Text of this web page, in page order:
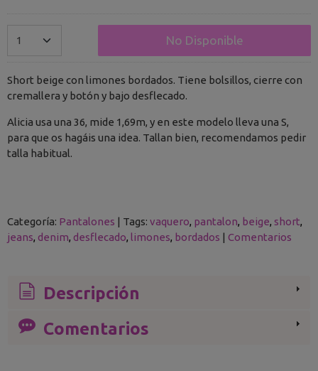
No Disponible
Short beige con limones bordados. Tiene bolsillos, cierre con
cremallera y botón y bajo desflecado.
Alicia usa una 36, mide 1,69m, y en este modelo lleva una S,
para que os hagáis una idea. Tallan bien, recomendamos pedir
talla habitual.
Categoría: Pantalones | Tags: vaquero pantalon beige short
jeans denim desflecado limones bordados | Comentarios
Descripción
Comentarios